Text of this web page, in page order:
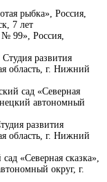
рыбка», Россия,
7 лет
99», Россия,
развития
область, г. Нижний
сад «Северная
автономный
развития
область, г. Нижний
«Северная сказка»,
округ, г.